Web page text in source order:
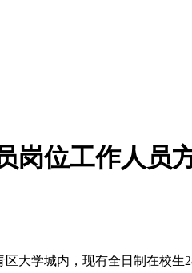
岗位工作人员
大学城内，现有全日制在校生